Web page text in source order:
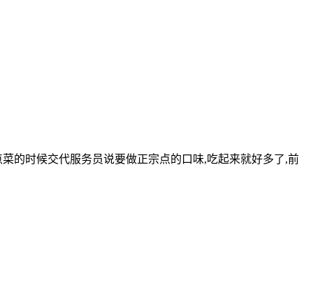
的时候交代服务员说要做正宗点的口味,吃起来就好多了,前